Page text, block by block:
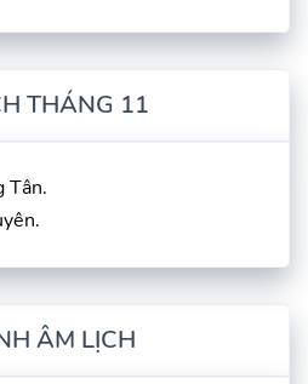
THÁNG 11
Tân.
ÂM LỊCH